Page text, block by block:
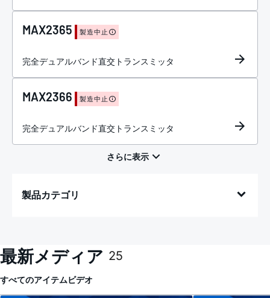
MAX2365 製造中止
完全デュアルバンド直交トランスミッタ
MAX2366 製造中止
完全デュアルバンド直交トランスミッタ
製品カテゴリ
最新メディア 25
すべてのアイテムビデオ